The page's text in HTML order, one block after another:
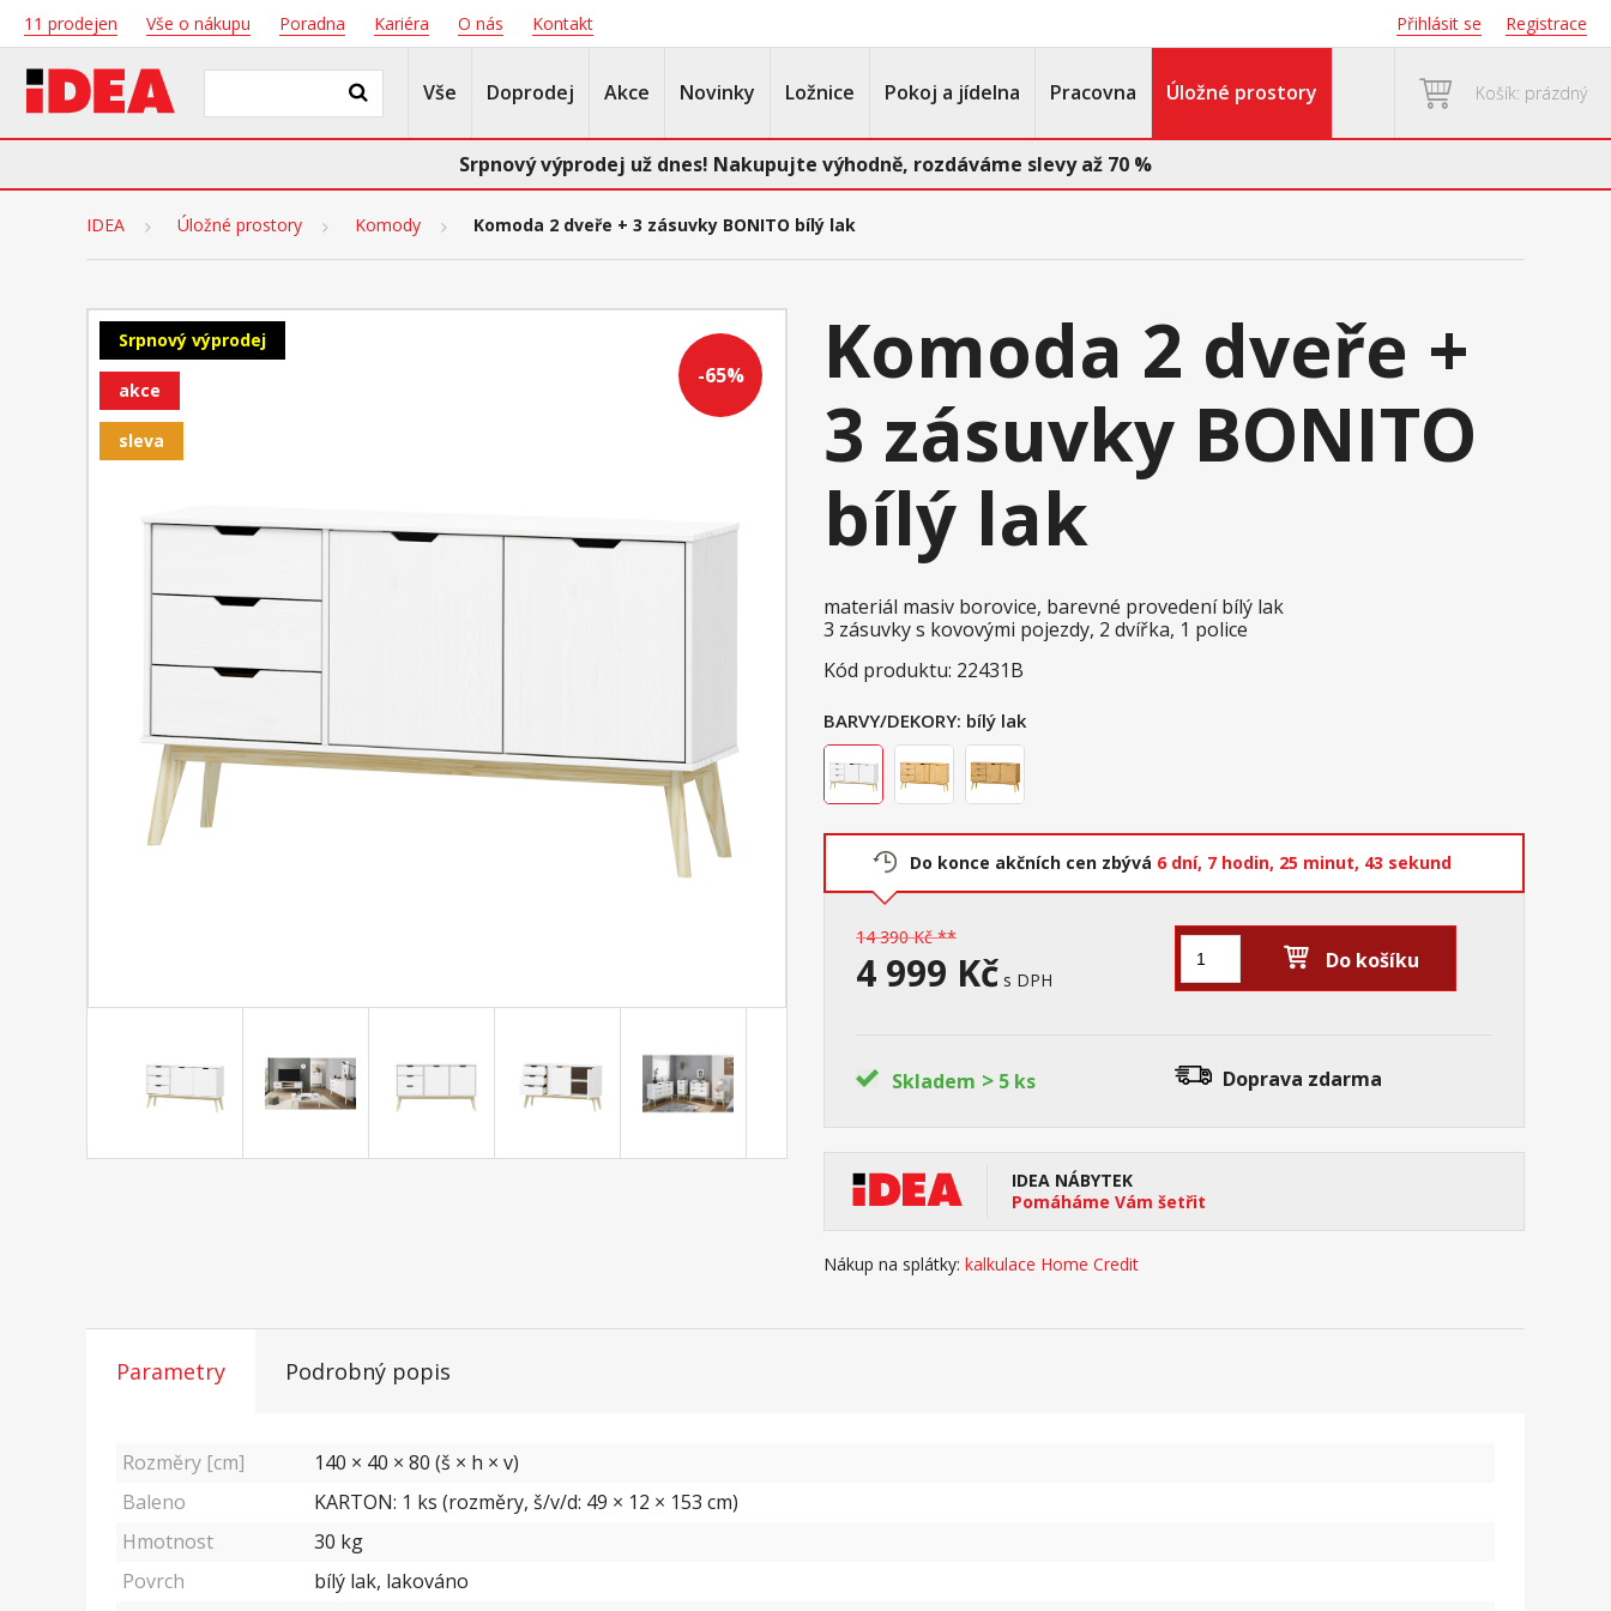
11 prodejen Vše o nákupu Poradna Kariéra O nás Kontakt Přihlásit se Registrace
Vše Doprodej Akce Novinky Ložnice Pokoj a jídelna Pracovna Úložné prostory Košík: prázdný
Srpnový výprodej už dnes! Nakupujte výhodně, rozdáváme slevy až 70 %
IDEA Úložné prostory Komody Komoda 2 dveře + 3 zásuvky BONITO bílý lak
-65%
Srpnový výprodej
akce
sleva
Komoda 2 dveře +
3 zásuvky BONITO
bílý lak
materiál masiv borovice, barevné provedení bílý lak
3 zásuvky s kovovými pojezdy, 2 dvířka, 1 police
Kód produktu: 22431B
BARVY/DEKORY: bílý lak
Do konce akčních cen zbývá 6 dní, 7 hodin, 25 minut, 42 sekund
14 390 Kč **
4 999 Kč s DPH
Do košíku
Skladem > 5 ks Doprava zdarma
IDEA NÁBYTEK
Pomáháme Vám šetřit
Nákup na splátky: kalkulace Home Credit
Parametry Podrobný popis
Rozměry [cm]
140 × 40 × 80 (š × h × v)
Baleno
KARTON: 1 ks (rozměry, š/v/d: 49 × 12 × 153 cm)
Hmotnost
30 kg
Povrch
bílý lak, lakováno